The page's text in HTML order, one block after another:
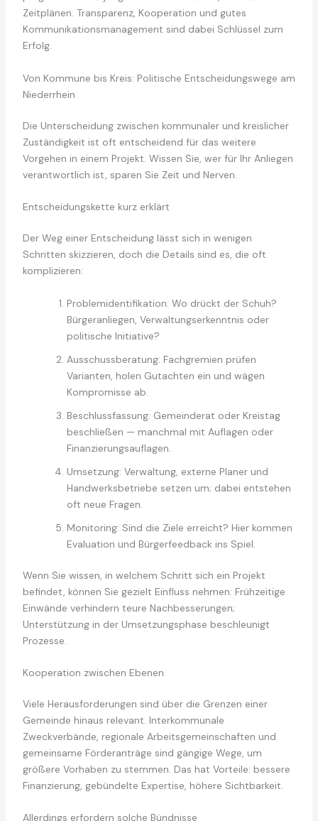
Zeitplänen. Transparenz, Kooperation und gutes
Kommunikationsmanagement sind dabei Schlüssel zum
Erfolg.
Von Kommune bis Kreis: Politische Entscheidungswege am
Niederrhein
Die Unterscheidung zwischen kommunaler und kreislicher
Zuständigkeit ist oft entscheidend für das weitere
Vorgehen in einem Projekt. Wissen Sie, wer für Ihr Anliegen
verantwortlich ist, sparen Sie Zeit und Nerven.
Entscheidungskette kurz erklärt
Der Weg einer Entscheidung lässt sich in wenigen
Schritten skizzieren, doch die Details sind es, die oft
komplizieren:
Problemidentifikation: Wo drückt der Schuh?
Bürgeranliegen, Verwaltungserkenntnis oder
politische Initiative?
Ausschussberatung: Fachgremien prüfen
Varianten, holen Gutachten ein und wägen
Kompromisse ab.
Beschlussfassung: Gemeinderat oder Kreistag
beschließen — manchmal mit Auflagen oder
Finanzierungsauflagen.
Umsetzung: Verwaltung, externe Planer und
Handwerksbetriebe setzen um; dabei entstehen
oft neue Fragen.
Monitoring: Sind die Ziele erreicht? Hier kommen
Evaluation und Bürgerfeedback ins Spiel.
Wenn Sie wissen, in welchem Schritt sich ein Projekt
befindet, können Sie gezielt Einfluss nehmen: Frühzeitige
Einwände verhindern teure Nachbesserungen;
Unterstützung in der Umsetzungsphase beschleunigt
Prozesse.
Kooperation zwischen Ebenen
Viele Herausforderungen sind über die Grenzen einer
Gemeinde hinaus relevant. Interkommunale
Zweckverbände, regionale Arbeitsgemeinschaften und
gemeinsame Förderanträge sind gängige Wege, um
größere Vorhaben zu stemmen. Das hat Vorteile: bessere
Finanzierung, gebündelte Expertise, höhere Sichtbarkeit.
Allerdings erfordern solche Bündnisse